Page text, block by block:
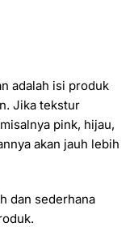
adalah isi produk
Jika tekstur
pink, hijau,
akan jauh lebih
dan sederhana